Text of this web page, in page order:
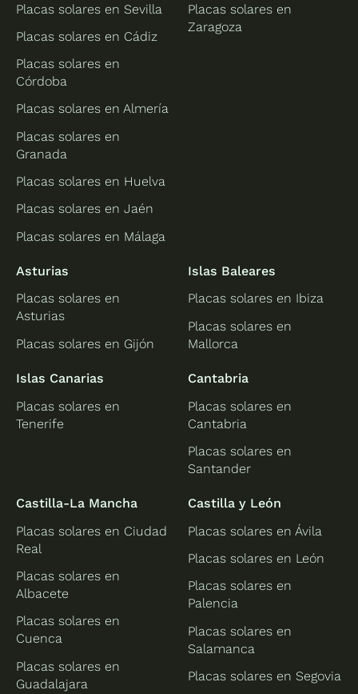
Placas solares en Sevilla
Placas solares en Cádiz
Placas solares en
Córdoba
Placas solares en Almería
Placas solares en
Granada
Placas solares en Huelva
Placas solares en Jaén
Placas solares en Málaga
Placas solares en
Zaragoza
Asturias
Placas solares en
Asturias
Placas solares en Gijón
Islas Baleares
Placas solares en Ibiza
Placas solares en
Mallorca
Islas Canarias
Placas solares en
Tenerife
Cantabria
Placas solares en
Cantabria
Placas solares en
Santander
Castilla-La Mancha
Placas solares en Ciudad
Real
Placas solares en
Albacete
Placas solares en
Cuenca
Placas solares en
Guadalajara
Castilla y León
Placas solares en Ávila
Placas solares en León
Placas solares en
Palencia
Placas solares en
Salamanca
Placas solares en Segovia